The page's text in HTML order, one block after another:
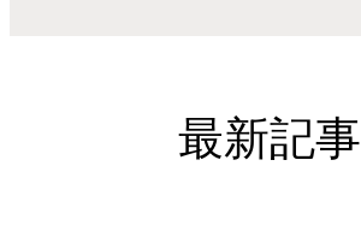
最新記事